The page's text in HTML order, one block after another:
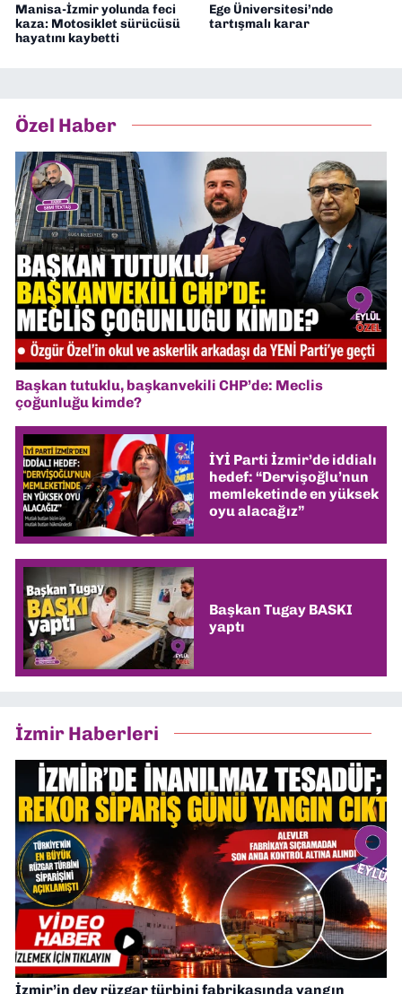
Manisa-İzmir yolunda feci
kaza: Motosiklet sürücüsü
hayatını kaybetti
Ege Üniversitesi’nde
tartışmalı karar
Özel Haber
Başkan tutuklu, başkanvekili CHP’de: Meclis
çoğunluğu kimde?
İYİ Parti İzmir’de iddialı
hedef: “Dervişoğlu’nun
memleketinde en yüksek
oyu alacağız”
Başkan Tugay BASKI
yaptı
İzmir Haberleri
İzmir’in dev rüzgar türbini fabrikasında yangın